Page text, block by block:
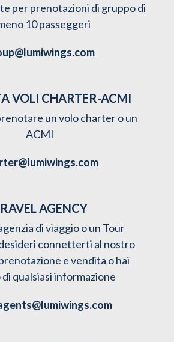
per prenotazioni di gruppo di
10 passeggeri
VOLI CHARTER-ACMI
un volo charter o un
ACMI
AGENCY
di viaggio o un Tour
connetterti al nostro
e vendita o hai
qualsiasi informazione